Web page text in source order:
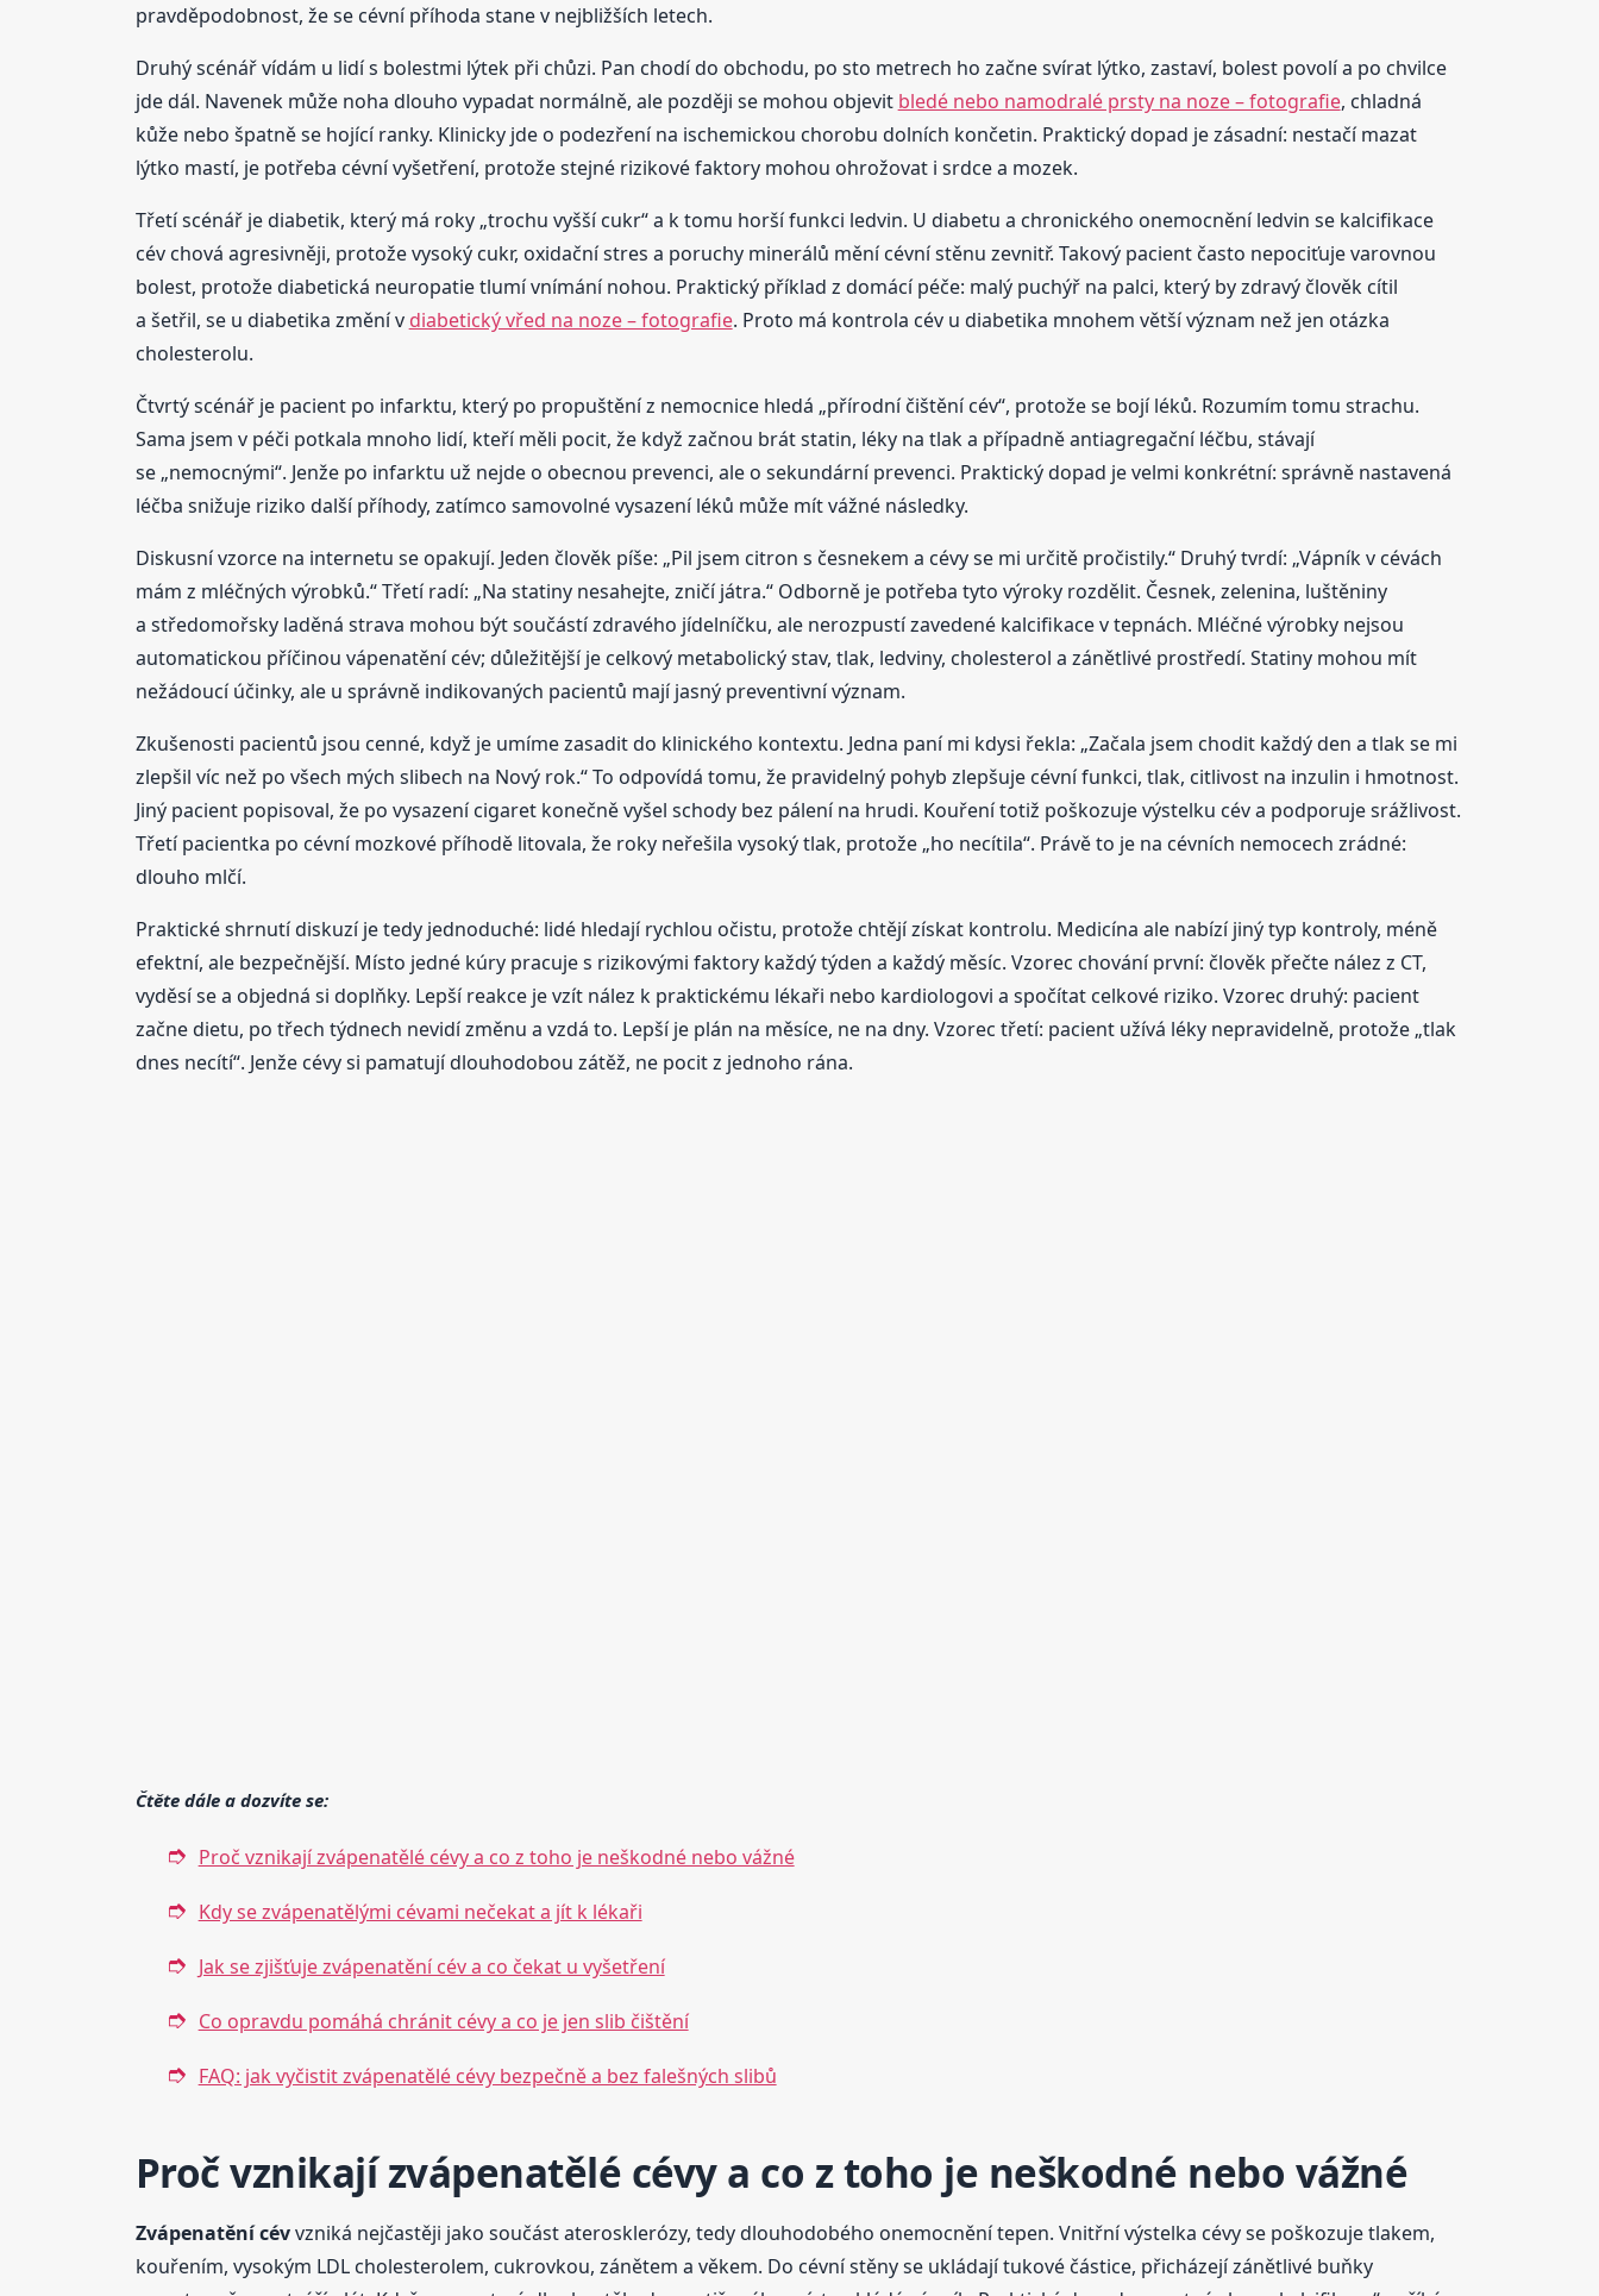
pravděpodobnost, že se cévní příhoda stane v nejbližších letech.
Druhý scénář vídám u lidí s bolestmi lýtek při chůzi. Pan chodí do obchodu, po sto metrech ho začne svírat lýtko, zastaví, bolest povolí a po chvilce
jde dál. Navenek může noha dlouho vypadat normálně, ale později se mohou objevit bledé nebo namodralé prsty na noze – fotografie, chladná
kůže nebo špatně se hojící ranky. Klinicky jde o podezření na ischemickou chorobu dolních končetin. Praktický dopad je zásadní: nestačí mazat
lýtko mastí, je potřeba cévní vyšetření, protože stejné rizikové faktory mohou ohrožovat i srdce a mozek.
Třetí scénář je diabetik, který má roky „trochu vyšší cukr“ a k tomu horší funkci ledvin. U diabetu a chronického onemocnění ledvin se kalcifikace
cév chová agresivněji, protože vysoký cukr, oxidační stres a poruchy minerálů mění cévní stěnu zevnitř. Takový pacient často nepociťuje varovnou
bolest, protože diabetická neuropatie tlumí vnímání nohou. Praktický příklad z domácí péče: malý puchýř na palci, který by zdravý člověk cítil
a šetřil, se u diabetika změní v diabetický vřed na noze – fotografie. Proto má kontrola cév u diabetika mnohem větší význam než jen otázka
cholesterolu.
Čtvrtý scénář je pacient po infarktu, který po propuštění z nemocnice hledá „přírodní čištění cév“, protože se bojí léků. Rozumím tomu strachu.
Sama jsem v péči potkala mnoho lidí, kteří měli pocit, že když začnou brát statin, léky na tlak a případně antiagregační léčbu, stávají
se „nemocnými“. Jenže po infarktu už nejde o obecnou prevenci, ale o sekundární prevenci. Praktický dopad je velmi konkrétní: správně nastavená
léčba snižuje riziko další příhody, zatímco samovolné vysazení léků může mít vážné následky.
Diskusní vzorce na internetu se opakují. Jeden člověk píše: „Pil jsem citron s česnekem a cévy se mi určitě pročistily.“ Druhý tvrdí: „Vápník v cévách
mám z mléčných výrobků.“ Třetí radí: „Na statiny nesahejte, zničí játra.“ Odborně je potřeba tyto výroky rozdělit. Česnek, zelenina, luštěniny
a středomořsky laděná strava mohou být součástí zdravého jídelníčku, ale nerozpustí zavedené kalcifikace v tepnách. Mléčné výrobky nejsou
automatickou příčinou vápenatění cév; důležitější je celkový metabolický stav, tlak, ledviny, cholesterol a zánětlivé prostředí. Statiny mohou mít
nežádoucí účinky, ale u správně indikovaných pacientů mají jasný preventivní význam.
Zkušenosti pacientů jsou cenné, když je umíme zasadit do klinického kontextu. Jedna paní mi kdysi řekla: „Začala jsem chodit každý den a tlak se mi
zlepšil víc než po všech mých slibech na Nový rok.“ To odpovídá tomu, že pravidelný pohyb zlepšuje cévní funkci, tlak, citlivost na inzulin i hmotnost.
Jiný pacient popisoval, že po vysazení cigaret konečně vyšel schody bez pálení na hrudi. Kouření totiž poškozuje výstelku cév a podporuje srážlivost.
Třetí pacientka po cévní mozkové příhodě litovala, že roky neřešila vysoký tlak, protože „ho necítila“. Právě to je na cévních nemocech zrádné:
dlouho mlčí.
Praktické shrnutí diskuzí je tedy jednoduché: lidé hledají rychlou očistu, protože chtějí získat kontrolu. Medicína ale nabízí jiný typ kontroly, méně
efektní, ale bezpečnější. Místo jedné kúry pracuje s rizikovými faktory každý týden a každý měsíc. Vzorec chování první: člověk přečte nález z CT,
vyděsí se a objedná si doplňky. Lepší reakce je vzít nález k praktickému lékaři nebo kardiologovi a spočítat celkové riziko. Vzorec druhý: pacient
začne dietu, po třech týdnech nevidí změnu a vzdá to. Lepší je plán na měsíce, ne na dny. Vzorec třetí: pacient užívá léky nepravidelně, protože „tlak
dnes necítí“. Jenže cévy si pamatují dlouhodobou zátěž, ne pocit z jednoho rána.
Čtěte dále a dozvíte se:
Proč vznikají zvápenatělé cévy a co z toho je neškodné nebo vážné
Kdy se zvápenatělými cévami nečekat a jít k lékaři
Jak se zjišťuje zvápenatění cév a co čekat u vyšetření
Co opravdu pomáhá chránit cévy a co je jen slib čištění
FAQ: jak vyčistit zvápenatělé cévy bezpečně a bez falešných slibů
Proč vznikají zvápenatělé cévy a co z toho je neškodné nebo vážné
Zvápenatění cévvzniká nejčastěji jako součást aterosklerózy, tedy dlouhodobého onemocnění tepen. Vnitřní výstelka cévy se poškozuje tlakem,
kouřením, vysokým LDL cholesterolem, cukrovkou, zánětem a věkem. Do cévní stěny se ukládají tukové částice, přicházejí zánětlivé buňky